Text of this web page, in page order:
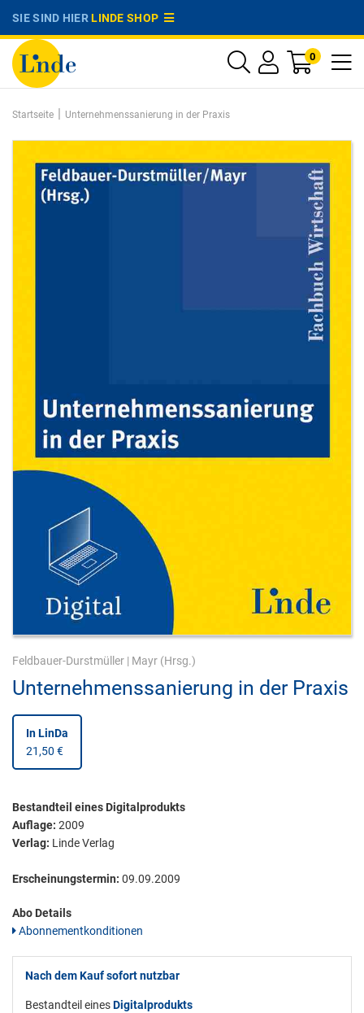
SIE SIND HIERLINDE SHOP
0
Startseite | Unternehmenssanierung in der Praxis
Feldbauer-Durstmüller | Mayr (Hrsg.)
Unternehmenssanierung in der Praxis
In LinDa
21,50 €
Bestandteil eines Digitalprodukts
Auflage: 2009
Verlag: Linde Verlag
Erscheinungstermin: 09.09.2009
Abo Details
Abonnementkonditionen
Nach dem Kauf sofort nutzbar
Bestandteil einesDigitalprodukts